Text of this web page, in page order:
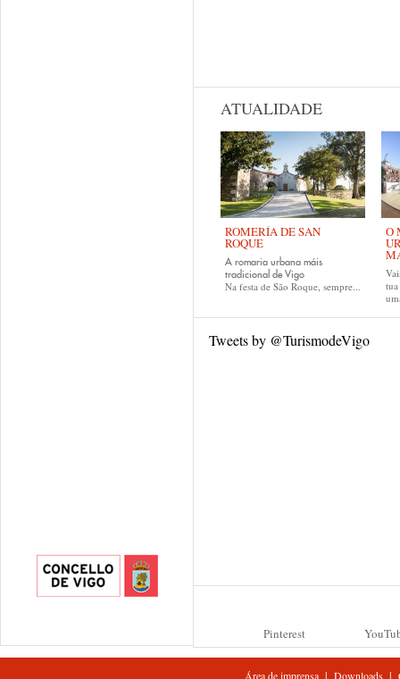
ATUALIDADE
ROMERÍA DE SAN
ROQUE
A romaria urbana máis
tradicional de Vigo
Na festa de São Roque, sempre...
O
Tweets by @TurismodeVigo
Pinterest
Área de imprensa| Downloads|